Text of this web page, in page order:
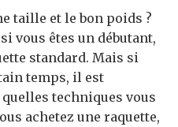
taille et le bon poids ?
vous êtes un débutant,
standard. Mais si
temps, il est
techniques vous
achetez une raquette,